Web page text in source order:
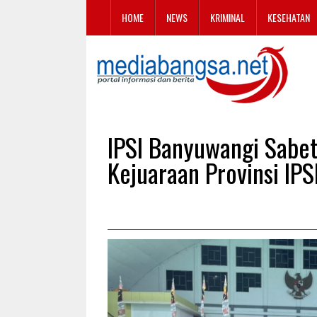
HOME NEWS KRIMINAL KESEHATAN
IPSI Banyuwangi
Kejuaraan Provinsi